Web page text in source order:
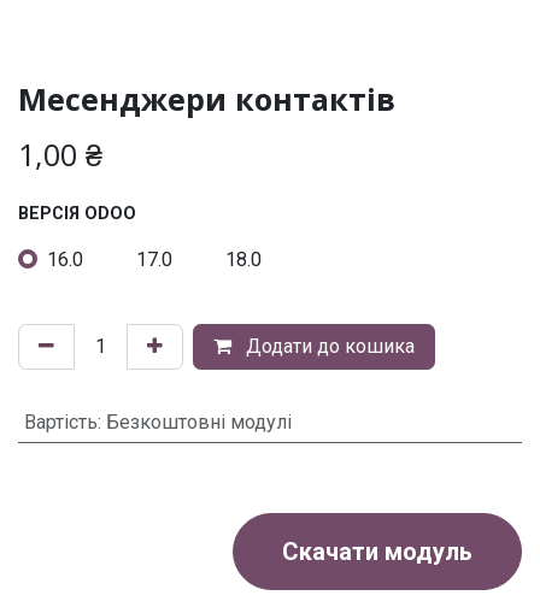
Месенджери контактів
1,00 ₴
ВЕРСІЯ ODOO
16.0 17.0 18.0
Додати до кошика
Вартість: Безкоштовні модулі
Скачати модуль